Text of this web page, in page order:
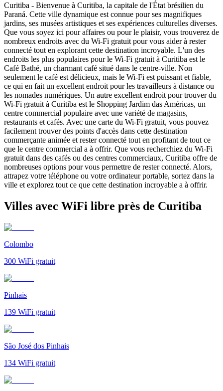
Curitiba - Bienvenue à Curitiba, la capitale de l'État brésilien du
Paraná. Cette ville dynamique est connue pour ses magnifiques
jardins, ses musées artistiques et ses expériences culturelles diverses.
Que vous soyez ici pour affaires ou pour le plaisir, vous trouverez de
nombreux endroits avec du Wi-Fi gratuit pour vous aider à rester
connecté tout en explorant cette destination incroyable. L'un des
endroits les plus populaires pour le Wi-Fi gratuit à Curitiba est le
Café Bathé, un charmant café situé dans le centre-ville. Non
seulement le café est délicieux, mais le Wi-Fi est puissant et fiable,
ce qui en fait un excellent endroit pour les travailleurs à distance ou
les nomades numériques. Un autre excellent endroit pour trouver du
Wi-Fi gratuit à Curitiba est le Shopping Jardim das Américas, un
centre commercial populaire avec une variété de magasins,
restaurants et cafés. Avec une carte du Wi-Fi gratuit, vous pouvez
facilement trouver des points d'accès dans cette destination
commerçante animée et rester connecté tout en profitant de tout ce
que le centre commercial a à offrir. Que vous recherchiez du Wi-Fi
gratuit dans des cafés ou des centres commerciaux, Curitiba offre de
nombreuses options pour vous permettre de rester connecté. Alors,
attrapez votre téléphone ou votre ordinateur portable, sortez dans la
ville et explorez tout ce que cette destination incroyable a à offrir.
Villes avec WiFi libre près de Curitiba
Colombo
300 WiFi gratuit
Pinhais
139 WiFi gratuit
São José dos Pinhais
134 WiFi gratuit